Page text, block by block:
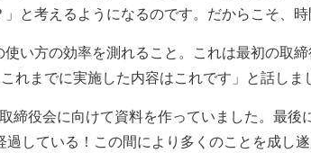
と考えるようになるのです。だからこそ、
使い方の効率を測れること。これは最初の取
れまでに実施した内容はこれです」と話しま
締役会に向けて資料を作っていました。最
している！この間により多くのことを成し遂